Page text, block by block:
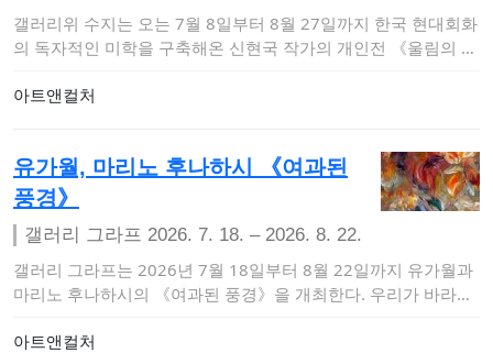
갤러리위 수지는 오는 7월 8일부터 8월 27일까지 한국 현대회화
의 독자적인 미학을 구축해온 신현국 작가의 개인전 《울림의 詩
아트앤컬처
유가월, 마리노 후나하시 《여과된
풍경》
갤러리 그라프 2026. 7. 18. – 2026. 8. 22.
갤러리 그라프는 2026년 7월 18일부터 8월 22일까지 유가월과
마리노 후나하시의 《여과된 풍경》을 개최한다. 우리가 바라보
아트앤컬처